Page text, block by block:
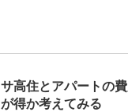
サ高住とアパートの
が得か考えてみる